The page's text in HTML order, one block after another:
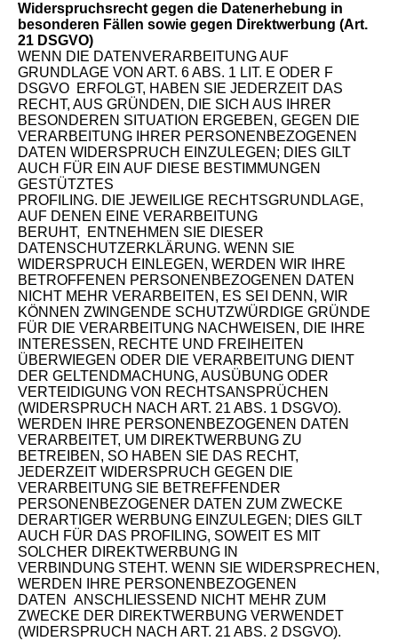
Widerspruchsrecht gegen die Datenerhebung in
besonderen Fällen sowie gegen Direktwerbung (Art.
21 DSGVO)
WENN DIE DATENVERARBEITUNG AUF
GRUNDLAGE VON ART. 6 ABS. 1 LIT. E ODER F
DSGVO ERFOLGT, HABEN SIE JEDERZEIT DAS
RECHT, AUS GRÜNDEN, DIE SICH AUS IHRER
BESONDEREN SITUATION ERGEBEN, GEGEN DIE
VERARBEITUNG IHRER PERSONENBEZOGENEN
DATEN WIDERSPRUCH EINZULEGEN; DIES GILT
AUCH FÜR EIN AUF DIESE BESTIMMUNGEN
GESTÜTZTES
PROFILING. DIE JEWEILIGE RECHTSGRUNDLAGE,
AUF DENEN EINE VERARBEITUNG
BERUHT, ENTNEHMEN SIE DIESER
DATENSCHUTZERKLÄRUNG. WENN SIE
WIDERSPRUCH EINLEGEN, WERDEN WIR IHRE
BETROFFENEN PERSONENBEZOGENEN DATEN
NICHT MEHR VERARBEITEN, ES SEI DENN, WIR
KÖNNEN ZWINGENDE SCHUTZWÜRDIGE GRÜNDE
FÜR DIE VERARBEITUNG NACHWEISEN, DIE IHRE
INTERESSEN, RECHTE UND FREIHEITEN
ÜBERWIEGEN ODER DIE VERARBEITUNG DIENT
DER GELTENDMACHUNG, AUSÜBUNG ODER
VERTEIDIGUNG VON RECHTSANSPRÜCHEN
(WIDERSPRUCH NACH ART. 21 ABS. 1 DSGVO).
WERDEN IHRE PERSONENBEZOGENEN DATEN
VERARBEITET, UM DIREKTWERBUNG ZU
BETREIBEN, SO HABEN SIE DAS RECHT,
JEDERZEIT WIDERSPRUCH GEGEN DIE
VERARBEITUNG SIE BETREFFENDER
PERSONENBEZOGENER DATEN ZUM ZWECKE
DERARTIGER WERBUNG EINZULEGEN; DIES GILT
AUCH FÜR DAS PROFILING, SOWEIT ES MIT
SOLCHER DIREKTWERBUNG IN
VERBINDUNG STEHT. WENN SIE WIDERSPRECHEN,
WERDEN IHRE PERSONENBEZOGENEN
DATEN ANSCHLIESSEND NICHT MEHR ZUM
ZWECKE DER DIREKTWERBUNG VERWENDET
(WIDERSPRUCH NACH ART. 21 ABS. 2 DSGVO).